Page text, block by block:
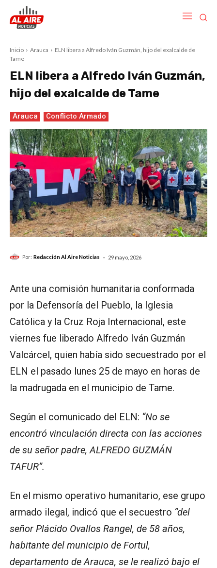
Inicio Arauca
ELN libera a Alfredo Iván Guzmán, hijo del exalcalde de
Tame
ELN libera a Alfredo Iván Guzmán,
hijo del exalcalde de Tame
Arauca Conflicto Armado
Por: Redacción Al Aire Noticias - 29 mayo, 2026
Ante una comisión humanitaria conformada
por la Defensoría del Pueblo, la Iglesia
Católica y la Cruz Roja Internacional, este
viernes fue liberado Alfredo Iván Guzmán
Valcárcel, quien había sido secuestrado por el
ELN el pasado lunes 25 de mayo en horas de
la madrugada en el municipio de Tame.
Según el comunicado del ELN: “No se
encontró vinculación directa con las acciones
de su señor padre, ALFREDO GUZMÁN
TAFUR”.
En el mismo operativo humanitario, ese grupo
armado ilegal, indicó que el secuestro “del
señor Plácido Ovallos Rangel, de 58 años,
habitante del municipio de Fortul,
departamento de Arauca, se le realizó bajo el